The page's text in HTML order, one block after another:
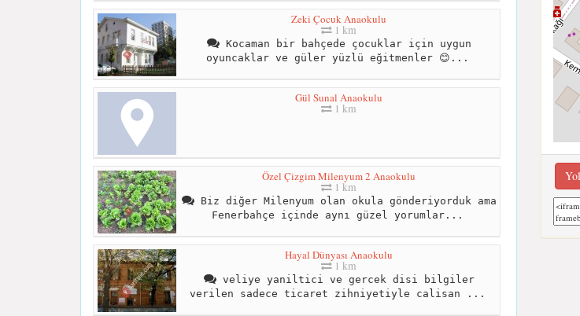
Zeki Çocuk Anaokulu
1 km
Kocaman bir bahçede çocuklar için uygun
oyuncaklar ve güler yüzlü eğitmenler 😊...
Gül Sunal Anaokulu
1 km
Özel Çizgim Milenyum 2 Anaokulu
1 km
Biz diğer Milenyum olan okula gönderiyorduk ama
Fenerbahçe içinde aynı güzel yorumlar...
Hayal Dünyası Anaokulu
1 km
veliye yaniltici ve gercek disi bilgiler
verilen sadece ticaret zihniyetiyle calisan ...